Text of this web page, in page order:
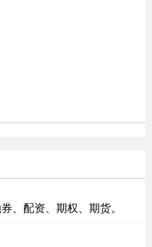
、配资、期权、期货。